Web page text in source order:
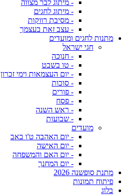
- מיתוג לבר מצווה
- מיתוג לחגים
- מסיבת רווקות
- עצב זאת בעצמך
מתנות לחגים ומועדים
חגי ישראל
- חנוכה
- טו בשבט
- יום העצמאות וימי זכרון
- סוכות
- פורים
- פסח
- ראש השנה
- שבועות
מועדים
- יום האהבה ט'ו באב
- יום האישה
- יום האם והמשפחה
- יום המחנך
מתנת סופשנה 2026
פיתוח תמונות
בלוג